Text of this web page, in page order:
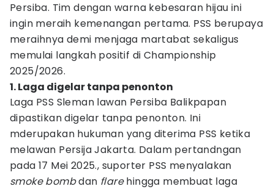
Persiba. Tim dengan warna kebesaran hijau ini
ingin meraih kemenangan pertama. PSS berupaya
meraihnya demi menjaga martabat sekaligus
memulai langkah positif di Championship
2025/2026.
1. Laga digelar tanpa penonton
Laga PSS Sleman lawan Persiba Balikpapan
dipastikan digelar tanpa penonton. Ini
mderupakan hukuman yang diterima PSS ketika
melawan Persija Jakarta. Dalam pertandngan
pada 17 Mei 2025., suporter PSS menyalakan
smoke bombdan flarehingga membuat laga